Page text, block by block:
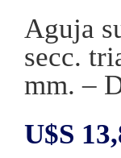
Aguja
secc.
mm. –
U$S